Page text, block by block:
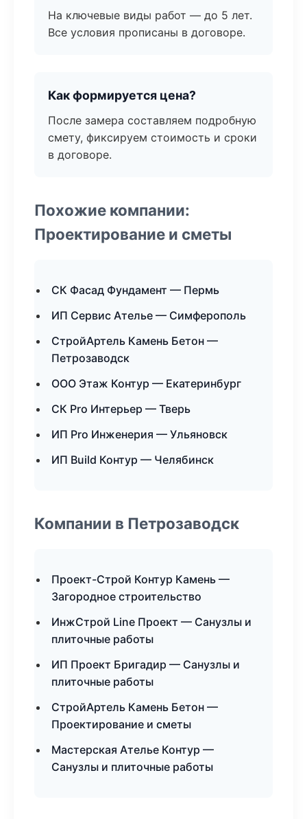
На ключевые виды работ — до 5 лет.
Все условия прописаны в договоре.
Как формируется цена?
После замера составляем подробную
смету, фиксируем стоимость и сроки
в договоре.
Похожие компании:
Проектирование и сметы
СК Фасад Фундамент — Пермь
ИП Сервис Ателье — Симферополь
СтройАртель Камень Бетон —
Петрозаводск
ООО Этаж Контур — Екатеринбург
СК Pro Интерьер — Тверь
ИП Pro Инженерия — Ульяновск
ИП Build Контур — Челябинск
Компании в Петрозаводск
Проект-Строй Контур Камень —
Загородное строительство
ИнжСтрой Line Проект — Санузлы и
плиточные работы
ИП Проект Бригадир — Санузлы и
плиточные работы
СтройАртель Камень Бетон —
Проектирование и сметы
Мастерская Ателье Контур —
Санузлы и плиточные работы